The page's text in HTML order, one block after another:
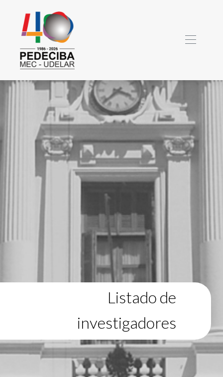
Listado de
investigadores